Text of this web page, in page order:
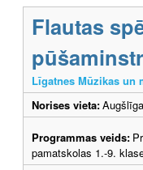
Flautas
Līgatnes Mūzikas un
Norises vieta:
Programmas veids:
pamatskolas 1.-9.